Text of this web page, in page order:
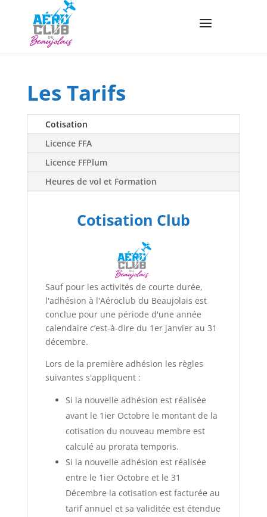
Les Tarifs
Cotisation
Licence FFA
Licence FFPlum
Heures de vol et Formation
Cotisation Club
Sauf pour les activités de courte durée,
l'adhésion à l'Aéroclub du Beaujolais est
conclue pour une période d'une année
calendaire c’est-à-dire du 1er janvier au 31
décembre.
Lors de la première adhésion les règles
suivantes s'appliquent :
Si la nouvelle adhésion est réalisée
avant le 1ier Octobre le montant de la
cotisation du nouveau membre est
calculé au prorata temporis.
Si la nouvelle adhésion est réalisée
entre le 1ier Octobre et le 31
Décembre la cotisation est facturée au
tarif annuel et sa validitée est étendue